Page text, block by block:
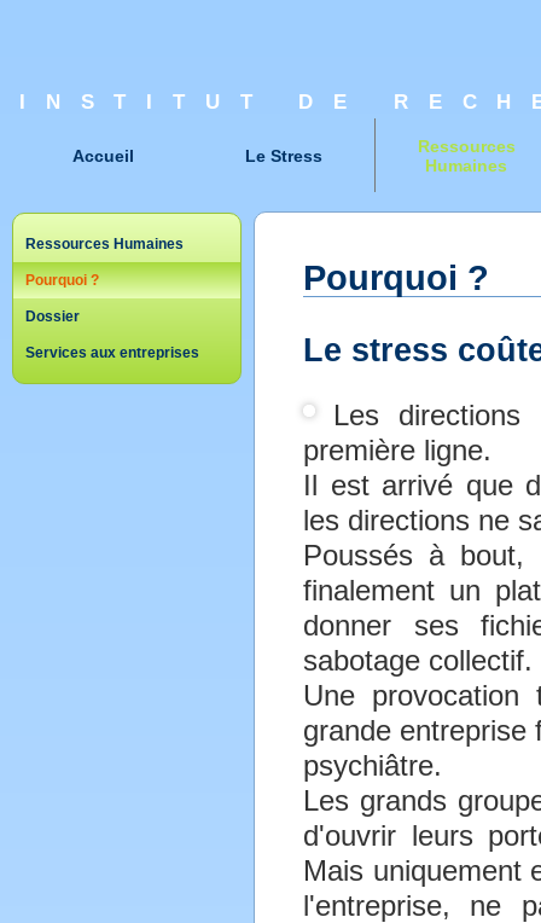
INSTITUT DE
Accueil Le Stress
Ressources
Humaines
Ressources Humaines
Pourquoi ?
Dossier
Services aux entreprises
Pourquoi ?
Le stress
Les directions
première ligne.
Il est arrivé que
les directions ne
Poussés à
finalement un
donner ses
sabotage collectif.
Une
grande entreprise
psychiâtre.
Les grands
d'ouvrir leurs
Mais uniquement
l'entreprise, ne